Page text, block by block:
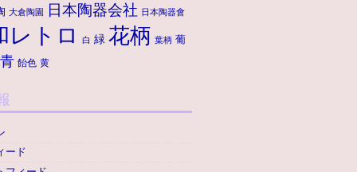
大倉陶園 日本陶器会社 日本陶器會
レトロ 白 緑 花柄 葉柄 葡
青 飴色 黄
ード